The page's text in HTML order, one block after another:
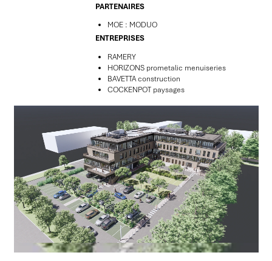
PARTENAIRES
MOE : MODUO
ENTREPRISES
RAMERY
HORIZONS prometalic menuiseries
BAVETTA construction
COCKENPOT paysages